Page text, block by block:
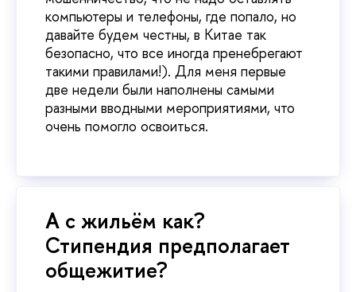
компьютеры и телефоны, где попало, но
давайте будем честны, в Китае так
безопасно, что все иногда пренебрегают
такими правилами!). Для меня первые
две недели были наполнены самыми
разными вводными мероприятиями, что
очень помогло освоиться.
А с жильём как?
Стипендия предполагает
общежитие?